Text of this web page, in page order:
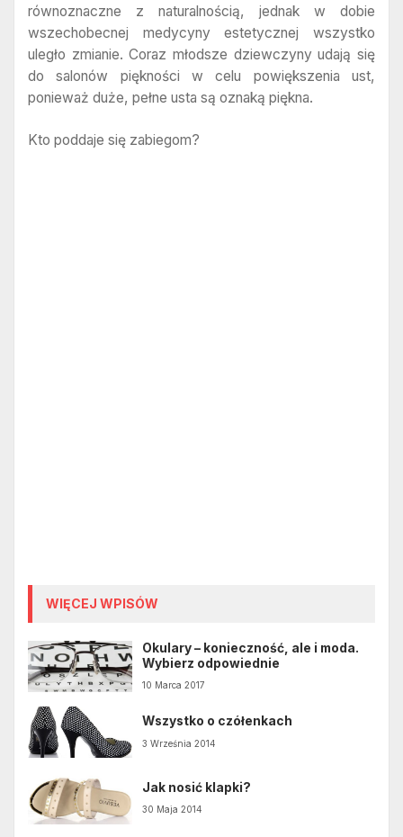
równoznaczne z naturalnością, jednak w dobie
wszechobecnej medycyny estetycznej wszystko
uległo zmianie. Coraz młodsze dziewczyny udają się
do salonów piękności w celu powiększenia ust,
ponieważ duże, pełne usta są oznaką piękna.
Kto poddaje się zabiegom?
WIĘCEJ WPISÓW
Okulary – konieczność, ale i moda.
Wybierz odpowiednie
10 Marca 2017
Wszystko o czółenkach
3 Września 2014
Jak nosić klapki?
30 Maja 2014